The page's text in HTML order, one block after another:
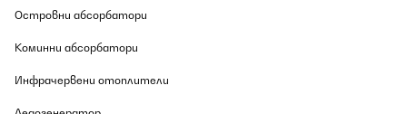
Островни абсорбатори
Коминни абсорбатори
Инфрачервени отоплители